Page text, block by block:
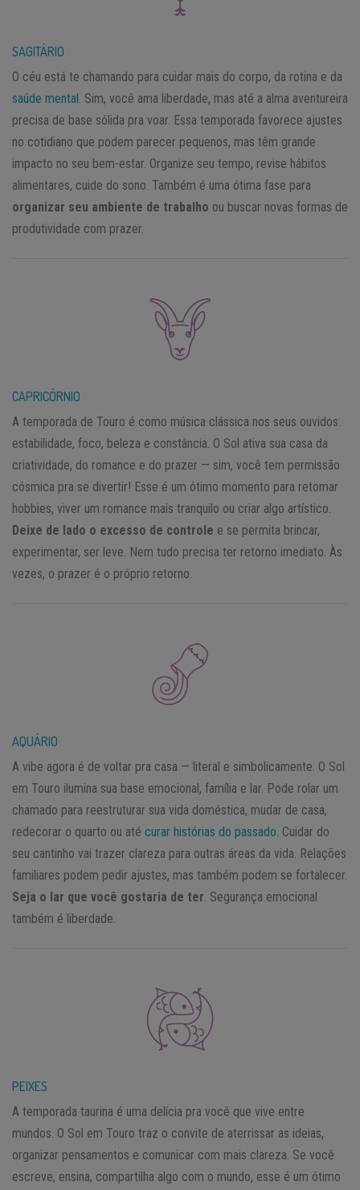
SAGITÁRIO
O céu está te chamando para cuidar mais do corpo, da rotina e da
saúde mental . Sim, você ama liberdade, mas até a alma aventureira
precisa de base sólida pra voar. Essa temporada favorece ajustes
no cotidiano que podem parecer pequenos, mas têm grande
impacto no seu bem-estar. Organize seu tempo, revise hábitos
alimentares, cuide do sono. Também é uma ótima fase para
organizar seu ambiente de trabalho ou buscar novas formas de
produtividade com prazer.
CAPRICÓRNIO
A temporada de Touro é como música clássica nos seus ouvidos:
estabilidade, foco, beleza e constância. O Sol ativa sua casa da
criatividade, do romance e do prazer — sim, você tem permissão
cósmica pra se divertir! Esse é um ótimo momento para retomar
hobbies, viver um romance mais tranquilo ou criar algo artístico.
Deixe de lado o excesso de controle e se permita brincar,
experimentar, ser leve. Nem tudo precisa ter retorno imediato. Às
vezes, o prazer é o próprio retorno.
AQUÁRIO
A vibe agora é de voltar pra casa — literal e simbolicamente. O Sol
em Touro ilumina sua base emocional, família e lar. Pode rolar um
chamado para reestruturar sua vida doméstica, mudar de casa,
redecorar o quarto ou até curar histórias do passado. Cuidar do
seu cantinho vai trazer clareza para outras áreas da vida. Relações
familiares podem pedir ajustes, mas também podem se fortalecer.
Seja o lar que você gostaria de ter. Segurança emocional
também é liberdade.
PEIXES
A temporada taurina é uma delícia pra você que vive entre
mundos. O Sol em Touro traz o convite de aterrissar as ideias,
organizar pensamentos e comunicar com mais clareza. Se você
escreve, ensina, compartilha algo com o mundo, esse é um ótimo